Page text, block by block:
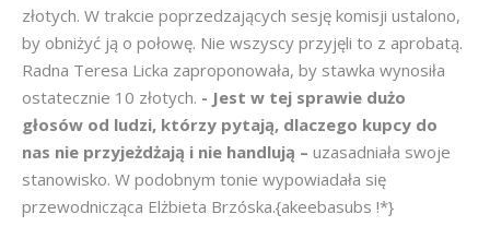
złotych. W trakcie poprzedzających sesję komisji ustalono,
by obniżyć ją o połowę. Nie wszyscy przyjęli to z aprobatą.
Radna Teresa Licka zaproponowała, by stawka wynosiła
ostatecznie 10 złotych. - Jest w tej sprawie dużo
głosów od ludzi, którzy pytają, dlaczego kupcy do
nas nie przyjeżdżają i nie handlują – uzasadniała swoje
stanowisko. W podobnym tonie wypowiadała się
przewodnicząca Elżbieta Brzóska.{akeebasubs !*}